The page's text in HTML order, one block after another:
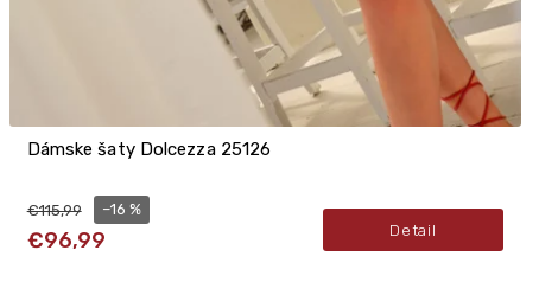
Dámske šaty Dolcezza 25126
€115,99
€96,99
–16 %
Detail